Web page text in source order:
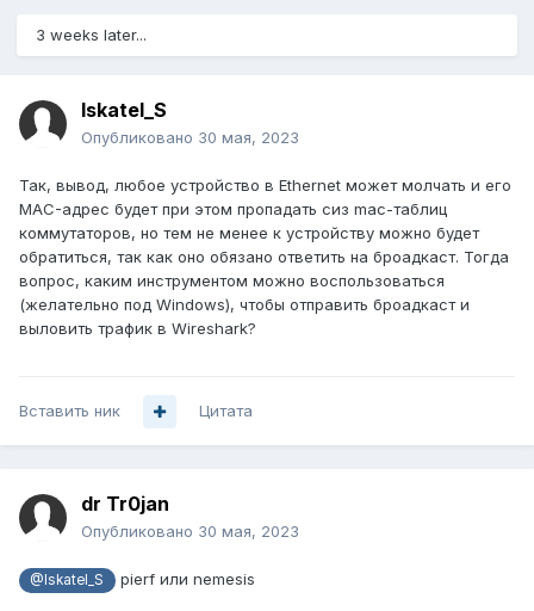
3 weeks later...
Iskatel_S
Опубликовано 30 мая, 2023
Так, вывод, любое устройство в Ethernet может молчать и его
MAC-адрес будет при этом пропадать сиз mac-таблиц
коммутаторов, но тем не менее к устройству можно будет
обратиться, так как оно обязано ответить на броадкаст. Тогда
вопрос, каким инструментом можно воспользоваться
(желательно под Windows), чтобы отправить броадкаст и
выловить трафик в Wireshark?
Вставить ник Цитата
dr Tr0jan
Опубликовано 30 мая, 2023
@Iskatel_S pierf или nemesis